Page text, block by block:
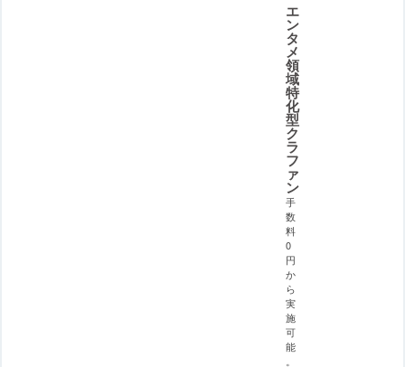
エ
ン
タ
メ
領
域
特
化
型
ク
ラ
フ
ァ
ン
手
数
料
0
円
か
ら
実
施
可
能